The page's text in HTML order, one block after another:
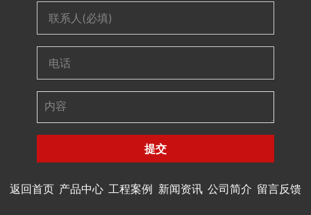
提交
返回首页 产品中心 工程案例 新闻资讯 公司简介 留言反馈